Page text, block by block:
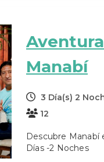
Manabí
3 Día(s) 2
12
Descubre Manabí
Días -2 Noches